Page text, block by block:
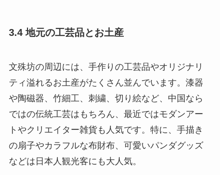
3.4 地元の工芸品とお土産
文殊坊の周辺には、手作りの工芸品やオリジナリ
ティ溢れるお土産がたくさん並んでいます。漆器
や陶磁器、竹細工、刺繍、切り絵など、中国なら
ではの伝統工芸はもちろん、最近ではモダンアー
トやクリエイター雑貨も人気です。特に、手描き
の扇子やカラフルな布財布、可愛いパンダグッズ
などは日本人観光客にも大人気。